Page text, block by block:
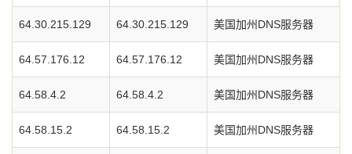
64.30.215.129 64.30.215.129 美国加州DNS服务器
64.57.176.12 64.57.176.12 美国加州DNS服务器
64.58.4.2 64.58.4.2 美国加州DNS服务器
64.58.15.2 64.58.15.2 美国加州DNS服务器